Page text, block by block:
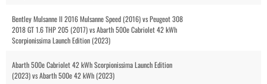
Bentley Mulsanne II 2016 Mulsanne Speed (2016) vs Peugeot 308
2018 GT 1.6 THP 205 (2017) vs Abarth 500e Cabriolet 42 kWh
Scorpionissima Launch Edition (2023)
Abarth 500e Cabriolet 42 kWh Scorpionissima Launch Edition
(2023) vs Abarth 500e 42 kWh (2023)